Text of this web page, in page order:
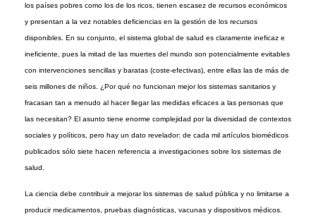
los países pobres como los de los ricos, tienen escasez de recursos económicos
y presentan a la vez notables deficiencias en la gestión de los recursos
disponibles. En su conjunto, el sistema global de salud es claramente ineficaz e
ineficiente, pues la mitad de las muertes del mundo son potencialmente evitables
con intervenciones sencillas y baratas (coste-efectivas), entre ellas las de más de
seis millones de niños. ¿Por qué no funcionan mejor los sistemas sanitarios y
fracasan tan a menudo al hacer llegar las medidas eficaces a las personas que
las necesitan? El asunto tiene enorme complejidad por la diversidad de contextos
sociales y políticos, pero hay un dato revelador: de cada mil artículos biomédicos
publicados sólo siete hacen referencia a investigaciones sobre los sistemas de
salud.
La ciencia debe contribuir a mejorar los sistemas de salud pública y no limitarse a
producir medicamentos, pruebas diagnósticas, vacunas y dispositivos médicos.